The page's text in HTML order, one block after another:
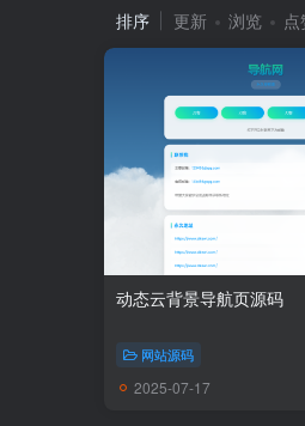
排序 更新 浏览
动态云背景导航页源码
网站源码
2025-07-17